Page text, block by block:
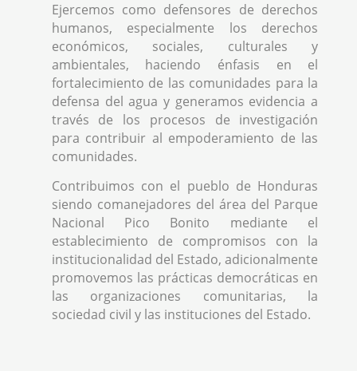
Ejercemos como defensores de derechos
humanos, especialmente los derechos
económicos, sociales, culturales y
ambientales, haciendo énfasis en el
fortalecimiento de las comunidades para la
defensa del agua y generamos evidencia a
través de los procesos de investigación
para contribuir al empoderamiento de las
comunidades.
Contribuimos con el pueblo de Honduras
siendo comanejadores del área del Parque
Nacional Pico Bonito mediante el
establecimiento de compromisos con la
institucionalidad del Estado, adicionalmente
promovemos las prácticas democráticas en
las organizaciones comunitarias, la
sociedad civil y las instituciones del Estado.